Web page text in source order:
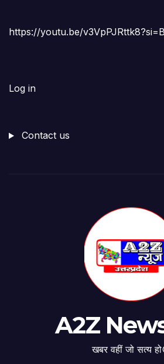
https://youtu.be/
Log in
Contact us
A2Z
खबर वहीं जो सत्य